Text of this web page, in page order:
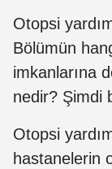
Otopsi
Bölümün
imkanlarına
nedir? Şimdi
Otopsi
hastanelerin